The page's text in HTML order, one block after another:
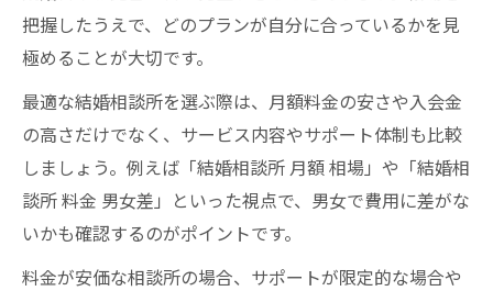
把握したうえで、どのプランが自分に合っているかを見
極めることが大切です。
最適な結婚相談所を選ぶ際は、月額料金の安さや入会金
の高さだけでなく、サービス内容やサポート体制も比較
しましょう。例えば「結婚相談所 月額 相場」や「結婚相
談所 料金 男女差」といった視点で、男女で費用に差がな
いかも確認するのがポイントです。
料金が安価な相談所の場合、サポートが限定的な場合や